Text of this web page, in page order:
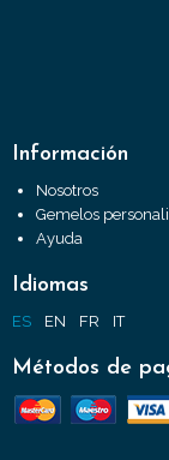
Información
Nosotros
Gemelos
Ayuda
Idiomas
ES EN FR IT
Métodos de